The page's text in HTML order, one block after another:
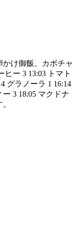
かけ御飯、カボチャ
ー 3 13:03 トマト
グラノーラ 1 16:14
3 18:05 マクドナ